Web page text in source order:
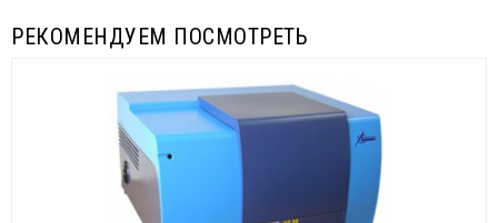
РЕКОМЕНДУЕМ ПОСМОТРЕТЬ